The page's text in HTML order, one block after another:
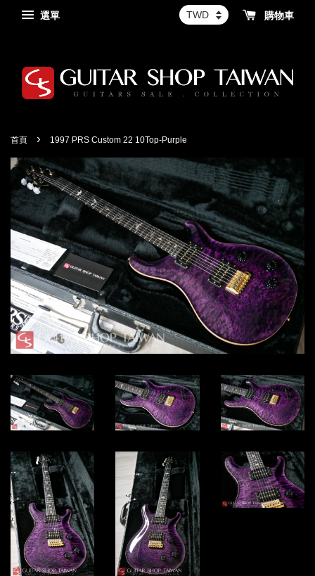
選單 購物車
首頁 › 1997 PRS Custom 22 10Top-Purple